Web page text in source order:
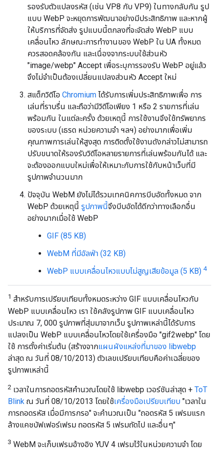
รองรับตัวแปลงรหัส (เช่น VP8 กับ VP9) ในทางกลับกัน รูป
แบบ WebP จะหยุดการพัฒนาอย่างมีประสิทธิภาพ และหากผู้
ให้บริการที่จัดส่ง รูปแบบนี้ตกลงที่จะจัดส่ง WebP แบบ
เคลื่อนไหว ลักษณะการทำงานของ WebP ใน UA ทั้งหมด
ควรสอดคล้องกัน และเนื่องจากระบบใช้ส่วนหัว
"image/webp" Accept เพื่อระบุการรองรับ WebP อยู่แล้ว
จึงไม่จำเป็นต้องเปลี่ยนแปลงส่วนหัว Accept ใหม่
สแต็กวิดีโอ Chromium ได้รับการเพิ่มประสิทธิภาพเพื่อ การ
เล่นที่ราบรื่น และถือว่ามีวิดีโอเพียง 1 หรือ 2 รายการที่เล่น
พร้อมกัน ในแต่ละครั้ง ด้วยเหตุนี้ การใช้งานจึงใช้ทรัพยากร
ของระบบ (เธรด หน่วยความจำ ฯลฯ) อย่างมากเพื่อเพิ่ม
คุณภาพการเล่นให้สูงสุด การติดตั้งใช้งานดังกล่าวไม่สามารถ
ปรับขนาดให้รองรับวิดีโอหลายรายการที่เล่นพร้อมกันได้ และ
จะต้องออกแบบใหม่เพื่อให้เหมาะกับการใช้กับหน้าเว็บที่มี
รูปภาพจำนวนมาก
ปัจจุบัน WebM ยังไม่ได้รวมเทคนิคการบีบอัดทั้งหมด จาก
WebP ด้วยเหตุนี้ รูปภาพนี้จึงบีบอัดได้ดีกว่าทางเลือกอื่น
อย่างมากเมื่อใช้ WebP
GIF (85 KB)
WebM ที่มีอัลฟ่า (32 KB)
WebP แบบเคลื่อนไหวแบบไม่สูญเสียข้อมูล (5 KB) 4
1 สำหรับการเปรียบเทียบทั้งหมดระหว่าง GIF แบบเคลื่อนไหวกับ
WebP แบบเคลื่อนไหว เรา ใช้คลังรูปภาพ GIF แบบเคลื่อนไหว
ประมาณ 7, 000 รูปภาพที่สุ่มมาจากเว็บ รูปภาพเหล่านี้ได้รับการ
แปลงเป็น WebP แบบเคลื่อนไหวโดยใช้เครื่องมือ "gif2webp" โดย
ใช้ การตั้งค่าเริ่มต้น (สร้างจากแผนผังแหล่งที่มาของ libwebp
ล่าสุด ณ วันที่ 08/10/2013) ตัวเลขเปรียบเทียบคือค่าเฉลี่ยของ
รูปภาพเหล่านี้
2 เวลาในการถอดรหัสคำนวณโดยใช้ libwebp เวอร์ชันล่าสุด + ToT
Blink ณ วันที่ 08/10/2013 โดยใช้เครื่องมือเปรียบเทียบ "เวลาใน
การถอดรหัส เมื่อมีการกรอ" จะคำนวณเป็น "ถอดรหัส 5 เฟรมแรก
ล้างแคชบัฟเฟอร์เฟรม ถอดรหัส 5 เฟรมถัดไป และอื่นๆ"
3 WebM จะเก็บเฟรมอ้างอิง YUV 4 เฟรมไว้ในหน่วยความจำ โดย